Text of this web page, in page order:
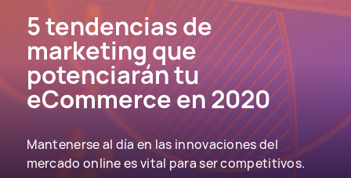
English Español
5 tendencias de
marketing que
potenciarán tu
eCommerce en 2020
Mantenerse al día en las innovaciones del
mercado online es vital para ser competitivos.